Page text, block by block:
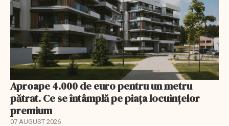
Aproape 4.000 de euro pentru un metru
pătrat. Ce se întâmplă pe piața locuințelor
premium
07 AUGUST 2026